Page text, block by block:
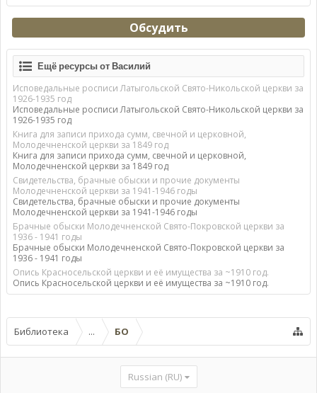
Обсудить
Ещё ресурсы от Василий
Исповедальные росписи Латыгольской Свято-Никольской церкви за
1926-1935 год
Исповедальные росписи Латыгольской Свято-Никольской церкви за
1926-1935 год
Книга для записи прихода сумм, свечной и церковной,
Молодечненской церкви за 1849 год
Книга для записи прихода сумм, свечной и церковной,
Молодечненской церкви за 1849 год
Свидетельства, брачные обыски и прочие документы
Молодечненской церкви за 1941-1946 годы
Свидетельства, брачные обыски и прочие документы
Молодечненской церкви за 1941-1946 годы
Брачные обыски Молодечненской Свято-Покровской церкви за
1936 - 1941 годы
Брачные обыски Молодечненской Свято-Покровской церкви за
1936 - 1941 годы
Опись Красносельской церкви и её имущества за ~1910 год.
Опись Красносельской церкви и её имущества за ~1910 год.
Библиотека ... БО
Russian (RU)